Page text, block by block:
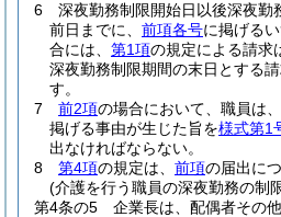
6
深夜勤務制限開始日以後深夜勤
前日までに、 前項各号に掲げる
合には、 第1項の規定による請求
深夜勤務制限期間の末日とする
す。
7
前2項の場合において、職員は、
掲げる事由が生じた旨を様式第1
出なければならない。
8
第4項の規定は、 前項の届出に
(介護を行う職員の深夜勤務の制
第4条の5
企業長は、配偶者その